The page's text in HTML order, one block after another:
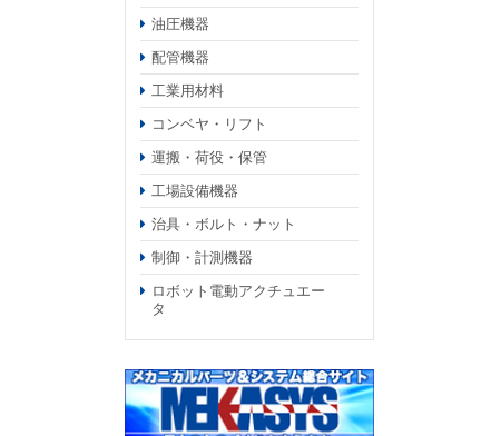
油圧機器
配管機器
工業用材料
コンベヤ・リフト
運搬・荷役・保管
工場設備機器
治具・ボルト・ナット
制御・計測機器
ロボット電動アクチュエー
タ